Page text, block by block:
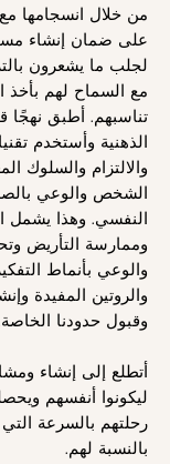
من خلال انسجامها
على ضمان إنشاء
لجلب ما يشعرون
مع السماح لهم بأخذ
تناسبهم. أطبق نهجًا
الذهنية وأستخدم
والالتزام والسلوك
الشخص والوعي
النفسي. وهذا يشمل
وممارسة التأريض
والوعي بأنماط
والروتين المفيدة
وقبول حدودنا
أتطلع إلى إنشاء
ليكونوا أنفسهم
رحلتهم بالسرعة
بالنسبة لهم.